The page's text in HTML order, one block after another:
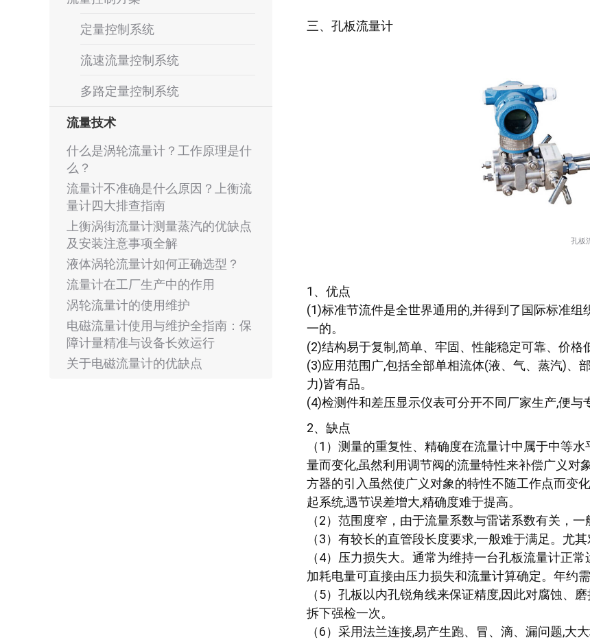
三、孔板流量计
孔板
1、优点
(1)标准节流件是全世界通用的,并得到了国际标准
一的。
(2)结构易于复制,简单、牢固、性能稳定可靠、价格
(3)应用范围广,包括全部单相流体(液、气、蒸汽)、
力)皆有品。
(4)检测件和差压显示仪表可分开不同厂家生产,便与
2、缺点
（1）测量的重复性、精确度在流量计中属于中等
量而变化,虽然利用调节阀的流量特性来补偿广义对
方器的引入虽然使广义对象的特性不随工作点而变
起系统,遇节误差增大,精确度难于提高。
（2）范围度窄，由于流量系数与雷诺系数有关，
（3）有较长的直管段长度要求,一般难于满足。尤
（4）压力损失大。通常为维持一台孔板流量计正
加耗电量可直接由压力损失和流量计算确定。年约
（5）孔板以内孔锐角线来保证精度,因此对腐蚀、
拆下强检一次。
（6）采用法兰连接,易产生跑、冒、滴、漏问题,大
定量控制系统
流速流量控制系统
多路定量控制系统
流量技术
什么是涡轮流量计？工作原理是什
么？
流量计不准确是什么原因？上衡流
量计四大排查指南
上衡涡街流量计测量蒸汽的优缺点
及安装注意事项全解
液体涡轮流量计如何正确选型？
流量计在工厂生产中的作用
涡轮流量计的使用维护
电磁流量计使用与维护全指南：保
障计量精准与设备长效运行
关于电磁流量计的优缺点